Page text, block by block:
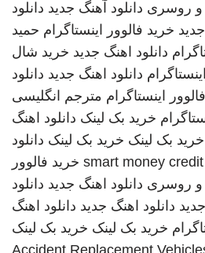
و روسری دانلود آهنگ جدید دانلود
خرید فالوور اینستاگرام حمید
دانلود اهنگ جدید خرید شال
دانلود اهنگ جدید دانلود
اینستاگرام مترجم انگلیسی
خرید بک لینک دانلود اهنگ
خرید بک لینک خرید بک لینک دانلود
smart money خرید فالوور
و روسری دانلود اهنگ جدید دانلود
دانلود اهنگ جدید دانلود اهنگ
خرید بک لینک خرید بک لینک
Accident Replacement